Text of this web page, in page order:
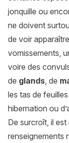
jonquille ou
ne doivent
de voir
vomissements,
voire des
de glands, de
les tas de
hibernation ou
De surcroît, il
renseignements